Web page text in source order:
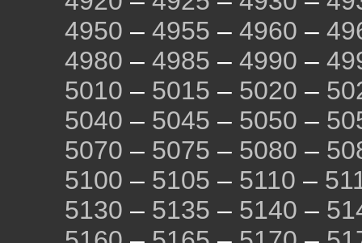
4950 – 4955 – 4960 –
4980 – 4985 – 4990 –
5010 – 5015 – 5020 –
5040 – 5045 – 5050 –
5070 – 5075 – 5080 –
5100 – 5105 – 5110 –
5130 – 5135 – 5140 –